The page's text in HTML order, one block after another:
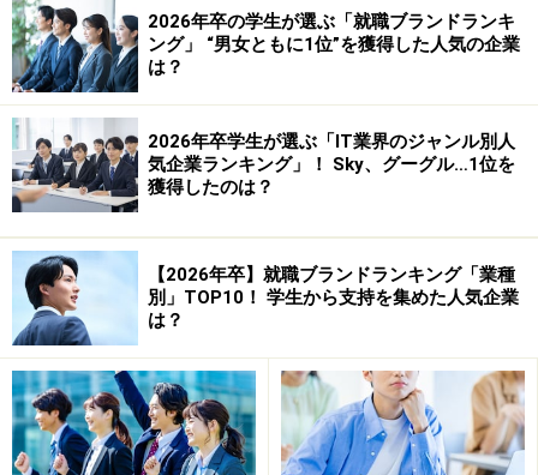
君の「現在」への質問対処法！
2026年卒の学生が選ぶ「就職ブランドランキ
ング」 “男女ともに1位”を獲得した人気の企業
は？
2026年卒学生が選ぶ「IT業界のジャンル別人
気企業ランキング」！ Sky、グーグル…1位を
獲得したのは？
【2026年卒】就職ブランドランキング「業種
別」TOP10！ 学生から支持を集めた人気企業
は？